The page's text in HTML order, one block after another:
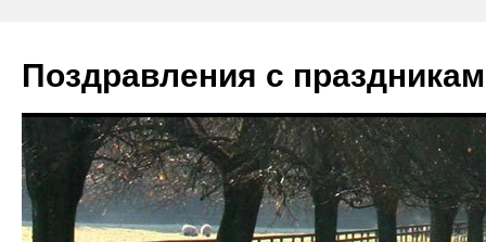
содержимому
Поздравления с